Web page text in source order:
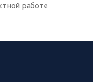
работе